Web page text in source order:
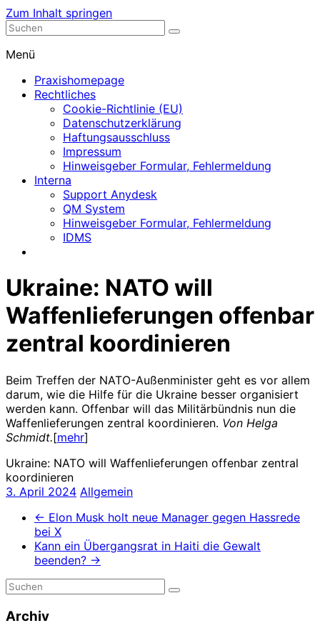
Zum Inhalt springen
Nephrologische Praxis mit Dialyse
Menü
Praxishomepage
Rechtliches
Cookie-Richtlinie (EU)
Datenschutzerklärung
Haftungsausschluss
Impressum
Hinweisgeber Formular, Fehlermeldung
Interna
Support Anydesk
QM System
Hinweisgeber Formular, Fehlermeldung
IDMS
Ukraine: NATO will
Waffenlieferungen offenbar
zentral koordinieren
Beim Treffen der NATO-Außenminister geht es vor allem
darum, wie die Hilfe für die Ukraine besser organisiert
werden kann. Offenbar will das Militärbündnis nun die
Waffenlieferungen zentral koordinieren. Von Helga
Schmidt.[mehr]
Ukraine: NATO will Waffenlieferungen offenbar zentral
koordinieren
3. April 2024 Allgemein
← Elon Musk holt neue Manager gegen Hassrede
bei X
Kann ein Übergangsrat in Haiti die Gewalt
beenden? →
Archiv